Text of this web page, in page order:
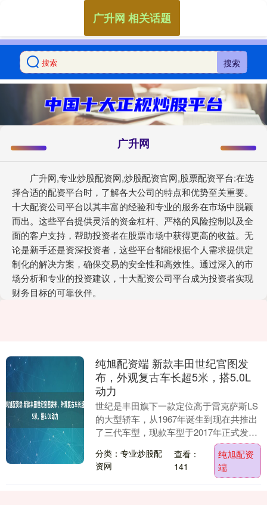
搜索
广升网
广升网,专业炒股配资网,炒股配资官网,股票配资平台:在选
择合适的配资平台时，了解各大公司的特点和优势至关重要。
十大配资公司平台以其丰富的经验和专业的服务在市场中脱颖
而出。这些平台提供灵活的资金杠杆、严格的风险控制以及全
面的客户支持，帮助投资者在股票市场中获得更高的收益。无
论是新手还是资深投资者，这些平台都能根据个人需求提供定
制化的解决方案，确保交易的安全性和高效性。通过深入的市
场分析和专业的投资建议，十大配资公司平台成为投资者实现
财务目标的可靠伙伴。
广升网 相关话题
纯旭配资端 新款丰田世纪官图发
布，外观复古车长超5米，搭5.0L
动力
世纪是丰田旗下一款定位高于雷克萨斯LS
的大型轿车，从1967年诞生到现在共推出
了三代车型，现款车型于2017年正式发
布。近日，最新年度款的丰田世纪官图发
布，新款....
分类：专业炒股配
资网
查看：
141
纯旭配资
端